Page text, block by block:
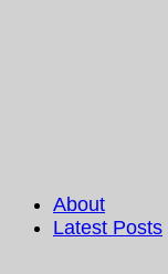
About
Latest Posts